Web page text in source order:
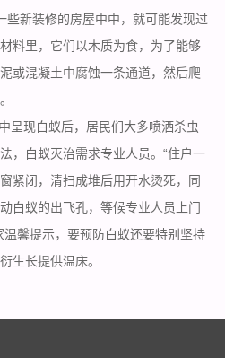
些新装修的房屋中中，就可能发现过
料里，它们以木质为食，为了能够
或混凝土中腐蚀一条通道，然后爬
呈现白蚁后，居民们大多喷洒杀虫
，白蚁灭治需求专业人员。“住户一
紧闭，清扫成堆后用开水烫死，同
白蚁的出飞孔，等候专业人员上门
温馨提示，要预防白蚁还要特别坚持
生长提供温床。